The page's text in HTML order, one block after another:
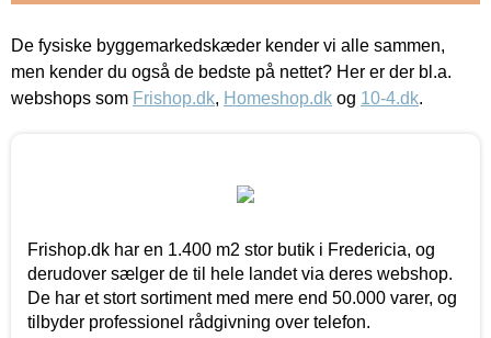
De fysiske byggemarkedskæder kender vi alle sammen,
men kender du også de bedste på nettet? Her er der bl.a.
webshops som Frishop.dk, Homeshop.dk og 10-4.dk.
Frishop.dk har en 1.400 m2 stor butik i Fredericia, og
derudover sælger de til hele landet via deres webshop.
De har et stort sortiment med mere end 50.000 varer, og
tilbyder professionel rådgivning over telefon.